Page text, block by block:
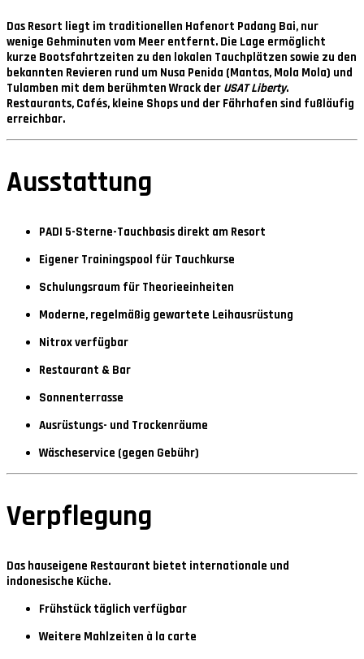
Das Resort liegt im traditionellen Hafenort Padang Bai, nur
wenige Gehminuten vom Meer entfernt. Die Lage ermöglicht
kurze Bootsfahrtzeiten zu den lokalen Tauchplätzen sowie zu den
bekannten Revieren rund um Nusa Penida (Mantas, Mola Mola) und
Tulamben mit dem berühmten Wrack der USAT Liberty.
Restaurants, Cafés, kleine Shops und der Fährhafen sind fußläufig
erreichbar.
Ausstattung
PADI 5-Sterne-Tauchbasis direkt am Resort
Eigener Trainingspool für Tauchkurse
Schulungsraum für Theorieeinheiten
Moderne, regelmäßig gewartete Leihausrüstung
Nitrox verfügbar
Restaurant & Bar
Sonnenterrasse
Ausrüstungs- und Trockenräume
Wäscheservice (gegen Gebühr)
Verpflegung
Das hauseigene Restaurant bietet internationale und
indonesische Küche.
Frühstück täglich verfügbar
Weitere Mahlzeiten à la carte